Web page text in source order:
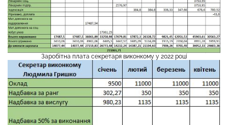
Заробітна плата секретаря виконкому у 2022 році